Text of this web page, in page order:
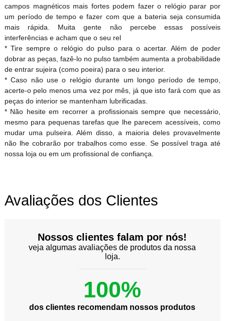
campos magnéticos mais fortes podem fazer o relógio parar por
um período de tempo e fazer com que a bateria seja consumida
mais rápida. Muita gente não percebe essas possíveis
interferências e acham que o seu rel
* Tire sempre o relógio do pulso para o acertar. Além de poder
dobrar as peças, fazê-lo no pulso também aumenta a probabilidade
de entrar sujeira (como poeira) para o seu interior.
* Caso não use o relógio durante um longo período de tempo,
acerte-o pelo menos uma vez por mês, já que isto fará com que as
peças do interior se mantenham lubrificadas.
* Não hesite em recorrer a profissionais sempre que necessário,
mesmo para pequenas tarefas que lhe parecem acessíveis, como
mudar uma pulseira. Além disso, a maioria deles provavelmente
não lhe cobrarão por trabalhos como esse. Se possível traga até
nossa loja ou em um profissional de confiança.
Avaliações dos Clientes
Nossos clientes falam por nós!
veja algumas avaliações de produtos da nossa
loja.
100%
dos clientes recomendam nossos produtos